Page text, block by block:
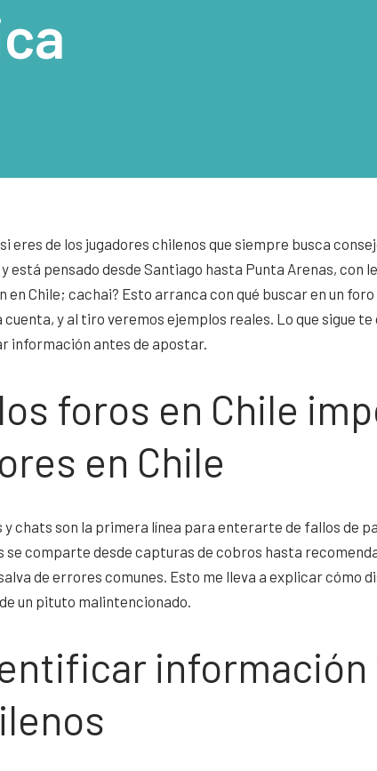
eres de los jugadores chilenos que siempre busca
está pensado desde Santiago hasta Punta Arenas, con
Chile; cachai? Esto arranca con qué buscar en un
y al tiro veremos ejemplos reales. Lo que sigue
información antes de apostar.
foros en Chile
en Chile
chats son la primera línea para enterarte de fallos de
se comparte desde capturas de cobros hasta
de errores comunes. Esto me lleva a explicar cómo
un pituto malintencionado.
información